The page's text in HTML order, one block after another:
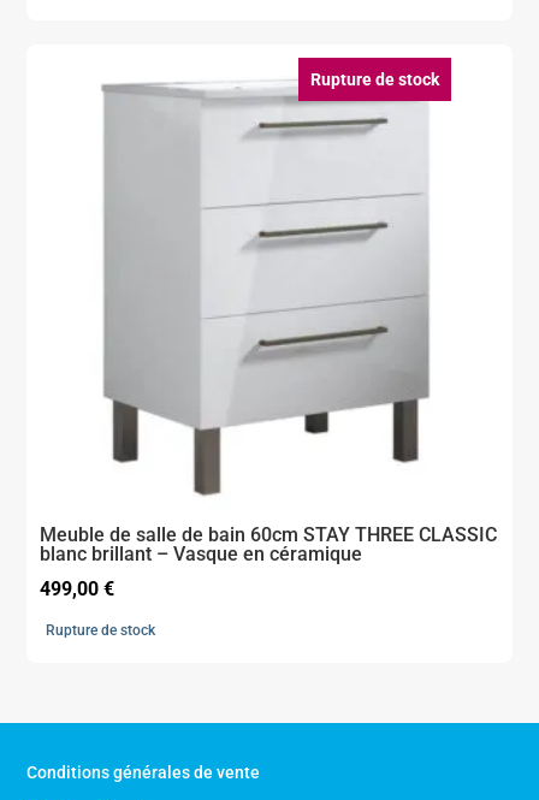
Rupture de stock
Meuble de salle de bain 60cm STAY THREE CLASSIC
blanc brillant – Vasque en céramique
499,00€
Rupture de stock
Conditions générales de vente